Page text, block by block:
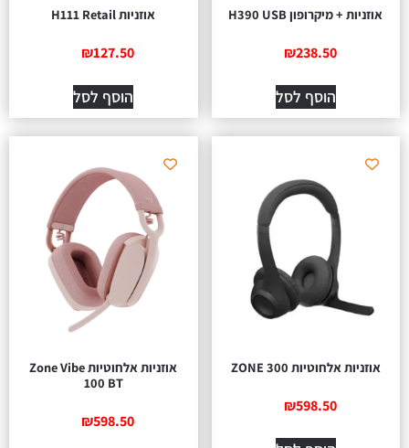
אוזניות + מיקרופון H390 USB
₪238.50
הוסף לסל
אוזניות H111 Retail
₪127.50
הוסף לסל
אוזניות אלחוטיות ZONE 300
₪598.50
אוזניות אלחוטיות Zone Vibe
100 BT
₪598.50